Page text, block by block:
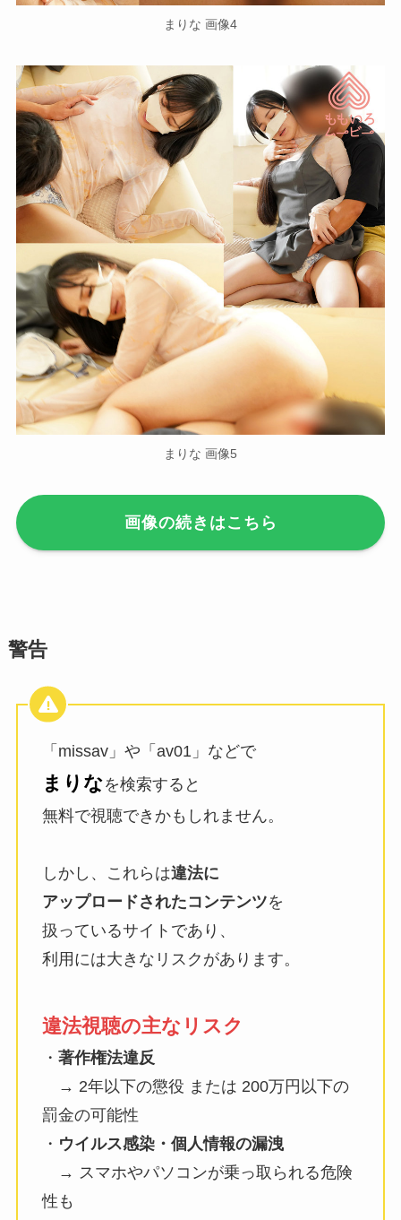
まりな 画像4
まりな 画像5
画像の続きはこちら
警告
「missav」や「av01」などで
まりなを検索すると
無料で視聴できかもしれません。
しかし、これらは違法に
アップロードされたコンテンツを
扱っているサイトであり、
利用には大きなリスクがあります。
違法視聴の主なリスク
・ 著作権法違反
→ 2年以下の懲役 または 200万円以下の
罰金の可能性
・ ウイルス感染・個人情報の漏洩
→ スマホやパソコンが乗っ取られる危険
性も